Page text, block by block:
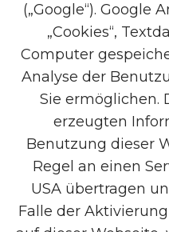
(„Google“). Google
„Cookies“,
Computer
Analyse der
Sie ermöglichen.
erzeugten
Benutzung dieser
Regel an einen
USA übertragen
Falle der